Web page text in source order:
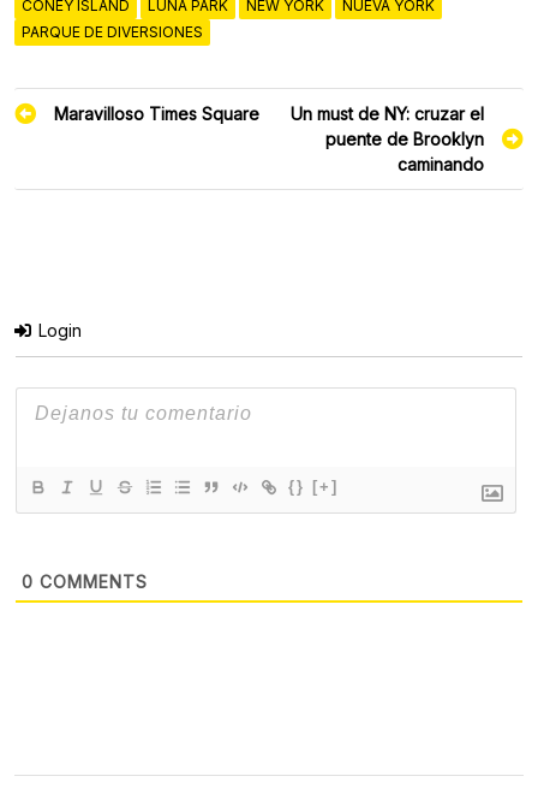
CONEY ISLAND LUNA PARK NEW YORK
NUEVA YORK
PARQUE DE DIVERSIONES
Navegación
Maravilloso Times Square
Un must de NY: cruzar el
puente de Brooklyn
caminando
Login
{} [+]
0 COMMENTS